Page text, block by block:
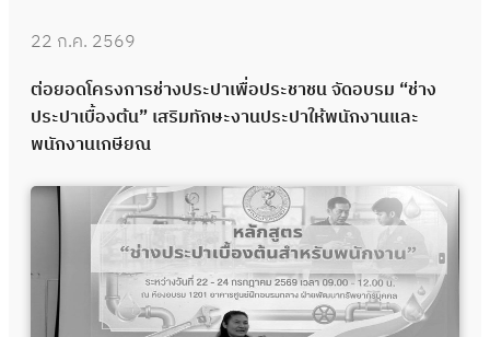
22 ก.ค. 2569
ต่อยอดโครงการช่างประปาเพื่อประชาชน จัดอบรม “ช่าง
ประปาเบื้องต้น” เสริมทักษะงานประปาให้พนักงานและ
พนักงานเกษียณ